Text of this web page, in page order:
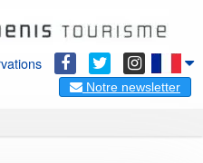
Notre newsletter